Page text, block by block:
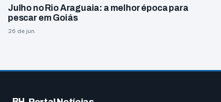
Julho no Rio Araguaia: a melhor época para
pescar em Goiás
26 de jun.